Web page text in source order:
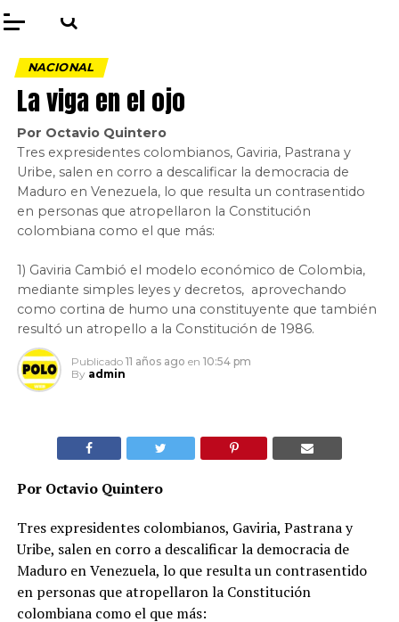
NACIONAL
La viga en el ojo
Por Octavio Quintero
Tres expresidentes colombianos, Gaviria, Pastrana y
Uribe, salen en corro a descalificar la democracia de
Maduro en Venezuela, lo que resulta un contrasentido
en personas que atropellaron la Constitución
colombiana como el que más:
1) Gaviria Cambió el modelo económico de Colombia,
mediante simples leyes y decretos, aprovechando
como cortina de humo una constituyente que también
resultó un atropello a la Constitución de 1986.
Publicado 11 años ago en 10:54 pm
By admin
Por Octavio Quintero
Tres expresidentes colombianos, Gaviria, Pastrana y
Uribe, salen en corro a descalificar la democracia de
Maduro en Venezuela, lo que resulta un contrasentido
en personas que atropellaron la Constitución
colombiana como el que más: